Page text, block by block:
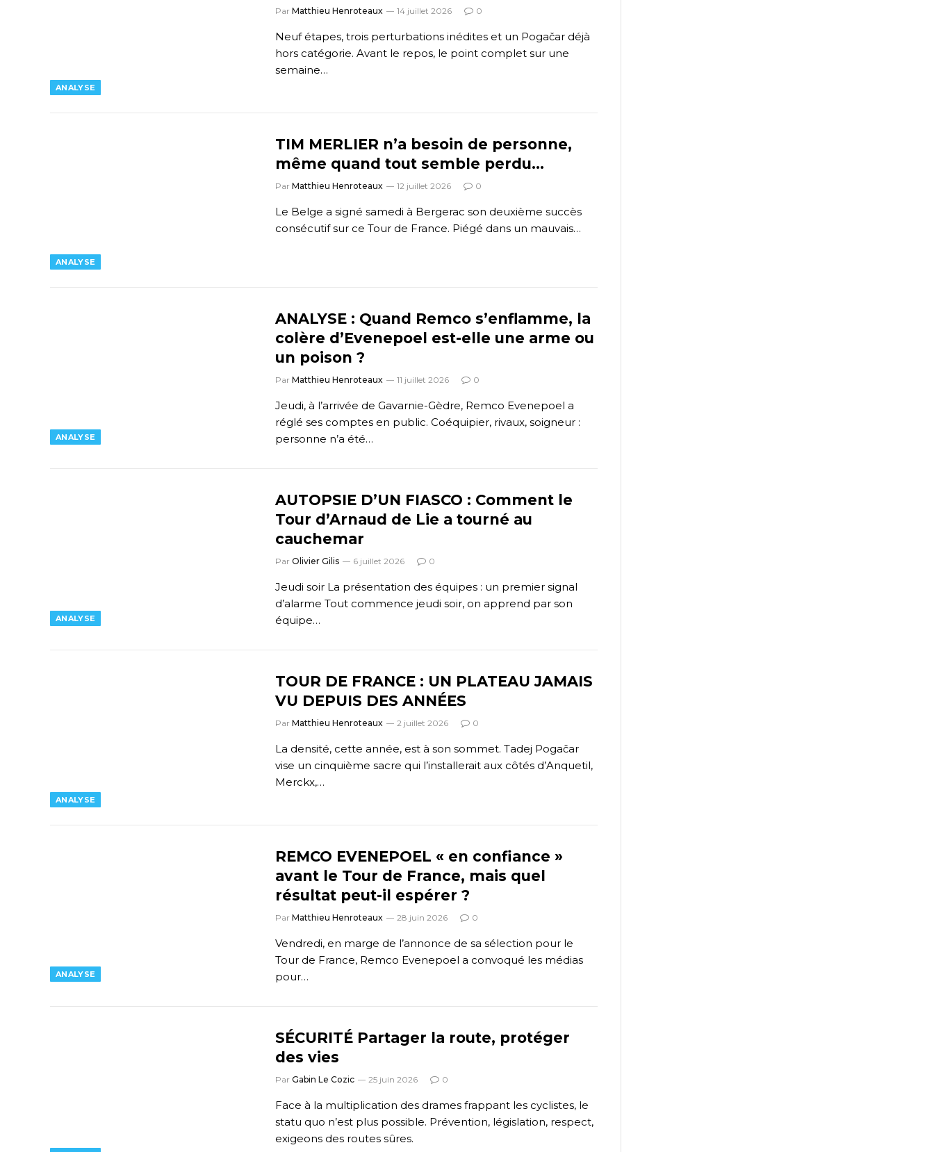
ANALYSE
Par Matthieu Henroteaux 14 juillet 2026 0
Neuf étapes, trois perturbations inédites et un Pogačar déjà
hors catégorie. Avant le repos, le point complet sur une
semaine…
ANALYSE
TIM MERLIER n’a besoin de personne,
même quand tout semble perdu…
Par Matthieu Henroteaux 12 juillet 2026 0
Le Belge a signé samedi à Bergerac son deuxième succès
consécutif sur ce Tour de France. Piégé dans un mauvais…
ANALYSE
ANALYSE : Quand Remco s’enflamme, la
colère d’Evenepoel est-elle une arme ou
un poison ?
Par Matthieu Henroteaux 11 juillet 2026 0
Jeudi, à l’arrivée de Gavarnie-Gèdre, Remco Evenepoel a
réglé ses comptes en public. Coéquipier, rivaux, soigneur :
personne n’a été…
ANALYSE
AUTOPSIE D’UN FIASCO : Comment le
Tour d’Arnaud de Lie a tourné au
cauchemar
Par Olivier Gilis 6 juillet 2026 0
Jeudi soir La présentation des équipes : un premier signal
d’alarme Tout commence jeudi soir, on apprend par son
équipe…
ANALYSE
TOUR DE FRANCE : UN PLATEAU JAMAIS
VU DEPUIS DES ANNÉES
Par Matthieu Henroteaux 2 juillet 2026 0
La densité, cette année, est à son sommet. Tadej Pogačar
vise un cinquième sacre qui l’installerait aux côtés d’Anquetil,
Merckx,…
ANALYSE
REMCO EVENEPOEL « en confiance »
avant le Tour de France, mais quel
résultat peut-il espérer ?
Par Matthieu Henroteaux 28 juin 2026 0
Vendredi, en marge de l’annonce de sa sélection pour le
Tour de France, Remco Evenepoel a convoqué les médias
pour…
SÉCURITÉ Partager la route, protéger
des vies
Par Gabin Le Cozic 25 juin 2026 0
Face à la multiplication des drames frappant les cyclistes, le
statu quo n’est plus possible. Prévention, législation, respect,
exigeons des routes sûres.